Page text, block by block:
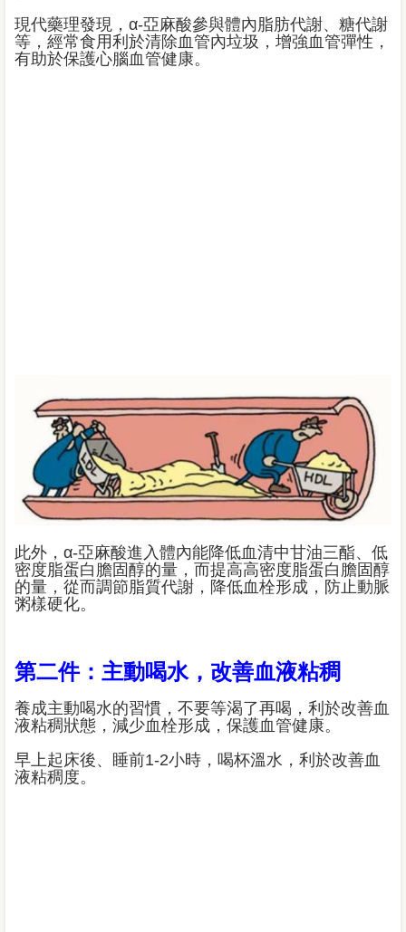
現代藥理發現，α-亞麻酸參與體內脂肪代謝、糖代謝
等，經常食用利於清除血管內垃圾，增強血管彈性，
有助於保護心腦血管健康。
此外，α-亞麻酸進入體內能降低血清中甘油三酯、低
密度脂蛋白膽固醇的量，而提高高密度脂蛋白膽固醇
的量，從而調節脂質代謝，降低血栓形成，防止動脈
粥樣硬化。
第二件：主動喝水，改善血液粘稠
養成主動喝水的習慣，不要等渴了再喝，利於改善血
液粘稠狀態，減少血栓形成，保護血管健康。
早上起床後、睡前1-2小時，喝杯溫水，利於改善血
液粘稠度。